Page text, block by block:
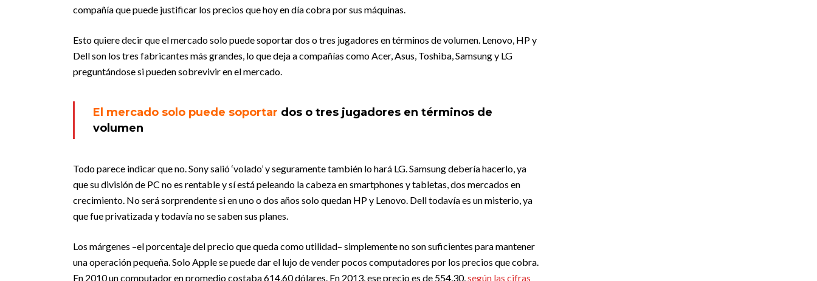
compañía que puede justificar los precios que hoy en día cobra por sus máquinas.
Esto quiere decir que el mercado solo puede soportar dos o tres jugadores en términos de volumen. Lenovo, HP y
Dell son los tres fabricantes más grandes, lo que deja a compañías como Acer, Asus, Toshiba, Samsung y LG
preguntándose si pueden sobrevivir en el mercado.
El mercado solo puede soportar dos o tres jugadores en términos de
volumen
Todo parece indicar que no. Sony salió ‘volado’ y seguramente también lo hará LG. Samsung debería hacerlo, ya
que su división de PC no es rentable y sí está peleando la cabeza en smartphones y tabletas, dos mercados en
crecimiento. No será sorprendente si en uno o dos años solo quedan HP y Lenovo. Dell todavía es un misterio, ya
que fue privatizada y todavía no se saben sus planes.
Los márgenes –el porcentaje del precio que queda como utilidad– simplemente no son suficientes para mantener
una operación pequeña. Solo Apple se puede dar el lujo de vender pocos computadores por los precios que cobra.
En 2010 un computador en promedio costaba 614,60 dólares. En 2013, ese precio es de 554,30, según las cifras